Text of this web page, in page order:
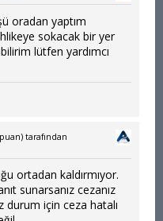
oradan yaptım
sokacak bir yer
lütfen yardımcı
puan) tarafından
ortadan kaldırmıyor.
sunarsanız cezanız
için ceza hatalı